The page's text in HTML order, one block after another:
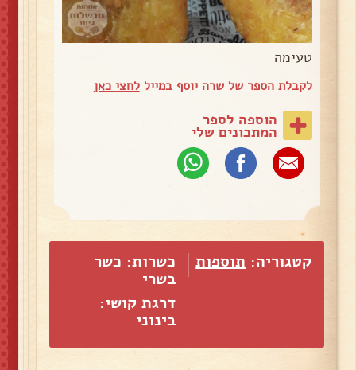
טעימה
לקבלת הספר של שרה יוסף במייללחצי כאן
הוספה לספר
המתכונים שלי
קטגוריה: תוספות
כשרות: כשר
בשרי
דרגת קושי:
בינוני